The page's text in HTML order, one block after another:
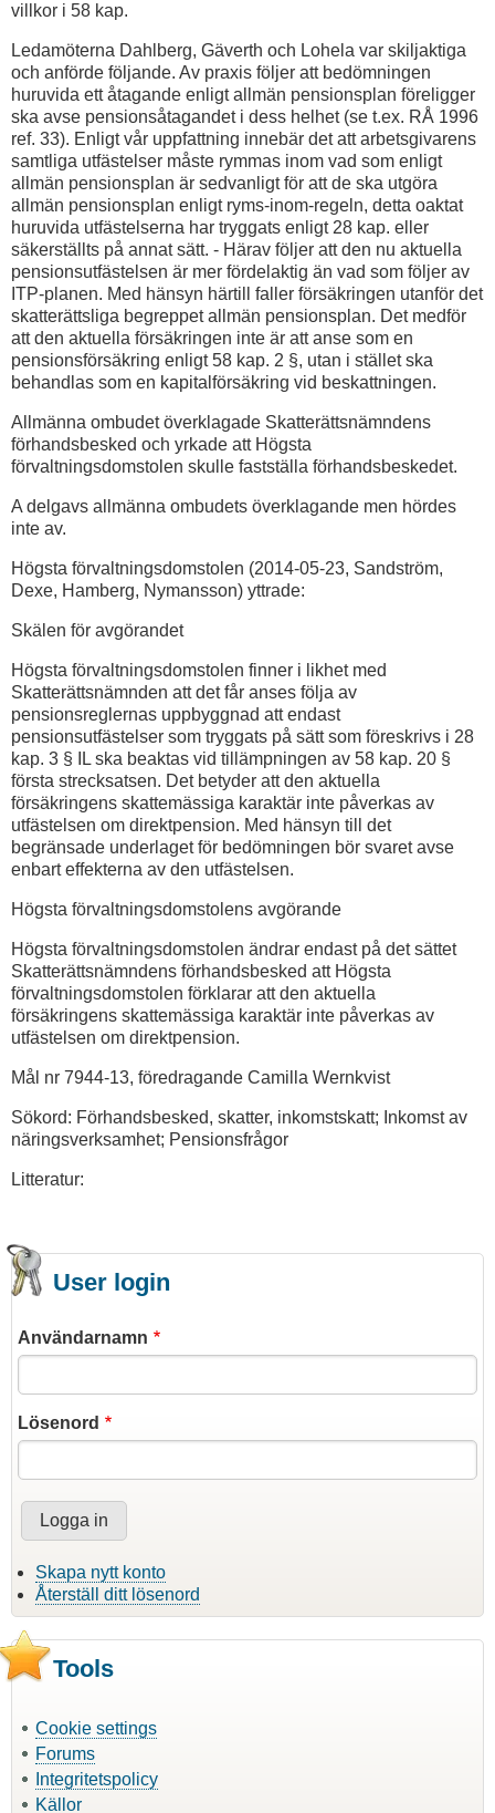
villkor i 58 kap.
Ledamöterna Dahlberg, Gäverth och Lohela var skiljaktiga
och anförde följande. Av praxis följer att bedömningen
huruvida ett åtagande enligt allmän pensionsplan föreligger
ska avse pensionsåtagandet i dess helhet (se t.ex. RÅ 1996
ref. 33). Enligt vår uppfattning innebär det att arbetsgivarens
samtliga utfästelser måste rymmas inom vad som enligt
allmän pensionsplan är sedvanligt för att de ska utgöra
allmän pensionsplan enligt ryms-inom-regeln, detta oaktat
huruvida utfästelserna har tryggats enligt 28 kap. eller
säkerställts på annat sätt. - Härav följer att den nu aktuella
pensionsutfästelsen är mer fördelaktig än vad som följer av
ITP-planen. Med hänsyn härtill faller försäkringen utanför det
skatterättsliga begreppet allmän pensionsplan. Det medför
att den aktuella försäkringen inte är att anse som en
pensionsförsäkring enligt 58 kap. 2 §, utan i stället ska
behandlas som en kapitalförsäkring vid beskattningen.
Allmänna ombudet överklagade Skatterättsnämndens
förhandsbesked och yrkade att Högsta
förvaltningsdomstolen skulle fastställa förhandsbeskedet.
A delgavs allmänna ombudets överklagande men hördes
inte av.
Högsta förvaltningsdomstolen (2014-05-23, Sandström,
Dexe, Hamberg, Nymansson) yttrade:
Skälen för avgörandet
Högsta förvaltningsdomstolen finner i likhet med
Skatterättsnämnden att det får anses följa av
pensionsreglernas uppbyggnad att endast
pensionsutfästelser som tryggats på sätt som föreskrivs i 28
kap. 3 § IL ska beaktas vid tillämpningen av 58 kap. 20 §
första strecksatsen. Det betyder att den aktuella
försäkringens skattemässiga karaktär inte påverkas av
utfästelsen om direktpension. Med hänsyn till det
begränsade underlaget för bedömningen bör svaret avse
enbart effekterna av den utfästelsen.
Högsta förvaltningsdomstolens avgörande
Högsta förvaltningsdomstolen ändrar endast på det sättet
Skatterättsnämndens förhandsbesked att Högsta
förvaltningsdomstolen förklarar att den aktuella
försäkringens skattemässiga karaktär inte påverkas av
utfästelsen om direktpension.
Mål nr 7944-13, föredragande Camilla Wernkvist
Sökord: Förhandsbesked, skatter, inkomstskatt; Inkomst av
näringsverksamhet; Pensionsfrågor
Litteratur:
User login
Användarnamn
Lösenord
Skapa nytt konto
Återställ ditt lösenord
Tools
Cookie settings
Forums
Integritetspolicy
Källor